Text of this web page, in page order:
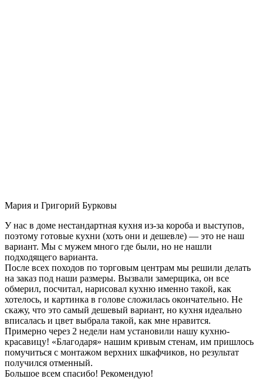
Мария и Григорий Бурковы
У нас в доме нестандартная кухня из-за короба и выступов,
поэтому готовые кухни (хоть они и дешевле) — это не наш
вариант. Мы с мужем много где были, но не нашли
подходящего варианта.
После всех походов по торговым центрам мы решили делать
на заказ под наши размеры. Вызвали замерщика, он все
обмерил, посчитал, нарисовал кухню именно такой, как
хотелось, и картинка в голове сложилась окончательно. Не
скажу, что это самый дешевый вариант, но кухня идеально
вписалась и цвет выбрала такой, как мне нравится.
Примерно через 2 недели нам установили нашу кухню-
красавицу! «Благодаря» нашим кривым стенам, им пришлось
помучиться с монтажом верхних шкафчиков, но результат
получился отменный.
Большое всем спасибо! Рекомендую!